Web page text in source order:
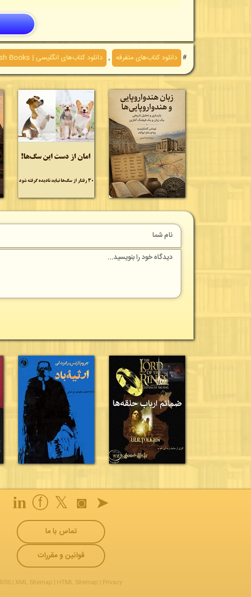
＃ دانلود کتاب‌های متفرقه , دانلود کتاب‌های انگلیسی | English Books
➤
◙
𝕏
ⓕ
𝐢𝐧
تماس با ما
قوانین و مقررات
RSS| XML Sitemap | HTML Sitemap | Privacy